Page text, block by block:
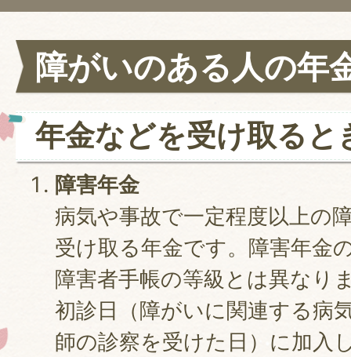
障がいのある人の年
年金などを受け取ると
障害年金
病気や事故で一定程度以上の
受け取る年金です。障害年金
障害者手帳の等級とは異なり
初診日（障がいに関連する病
師の診察を受けた日）に加入